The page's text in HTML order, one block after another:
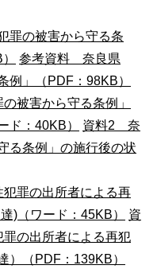
罪の被害から守る条
参考資料 奈良県
例」（PDF：98KB）
被害から守る条例」
ド：40KB）
資料2 奈
る条例」の施行後の状
罪の出所者による再
)（ワード：45KB）
資
の出所者による再犯
）（PDF：139KB）